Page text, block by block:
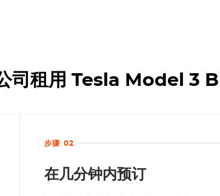
司租用 Tesla Model 3
步骤 02
在几分钟内预订